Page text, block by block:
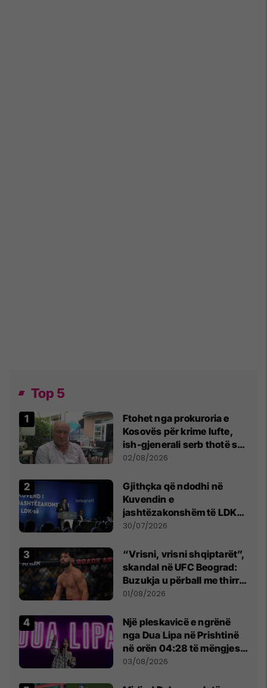
Top 5
Ftohet nga prokuroria e
Kosovës për krime lufte,
ish-gjenerali serb thotë se
dikush e tradhtoi në
02/08/2026
Gjithçka që ndodhi në
Kuvendin e
jashtëzakonshëm të LDK-
së
30/07/2026
“Vrisni, vrisni shqiptarët”,
skandal në UFC Beograd:
Buzukja u përball me thirrje
anti-shqiptare nga
01/08/2026
Një pleskavicë e ngrënë
nga Dua Lipa në Prishtinë
në orën 04:28 të mëngjesit
- dhe bota digjitale serbe
03/08/2026